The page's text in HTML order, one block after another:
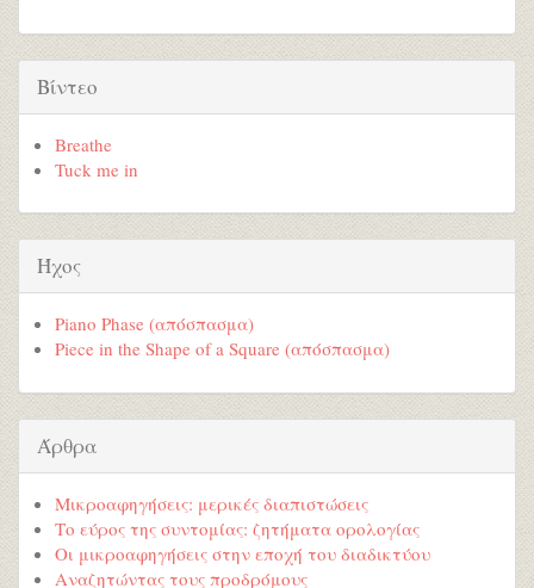
Βίντεο
Breathe
Tuck me in
Ήχος
Piano Phase (απόσπασμα)
Piece in the Shape of a Square (απόσπασμα)
Άρθρα
Μικροαφηγήσεις: μερικές διαπιστώσεις
Το εύρος της συντομίας: ζητήματα ορολογίας
Οι μικροαφηγήσεις στην εποχή του διαδικτύου
Αναζητώντας τους προδρόμους